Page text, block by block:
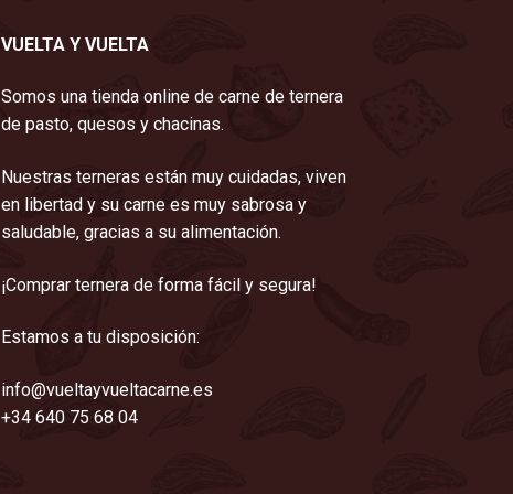
VUELTA Y VUELTA
Somos una tienda online de carne de ternera
de pasto, quesos y chacinas.
Nuestras terneras están muy cuidadas, viven
en libertad y su carne es muy sabrosa y
saludable, gracias a su alimentación.
¡Comprar ternera de forma fácil y segura!
Estamos a tu disposición:
info@vueltayvueltacarne.es
+34 640 75 68 04